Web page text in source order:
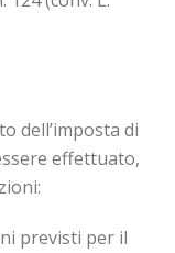
dell’imposta di
effettuato,
previsti per il